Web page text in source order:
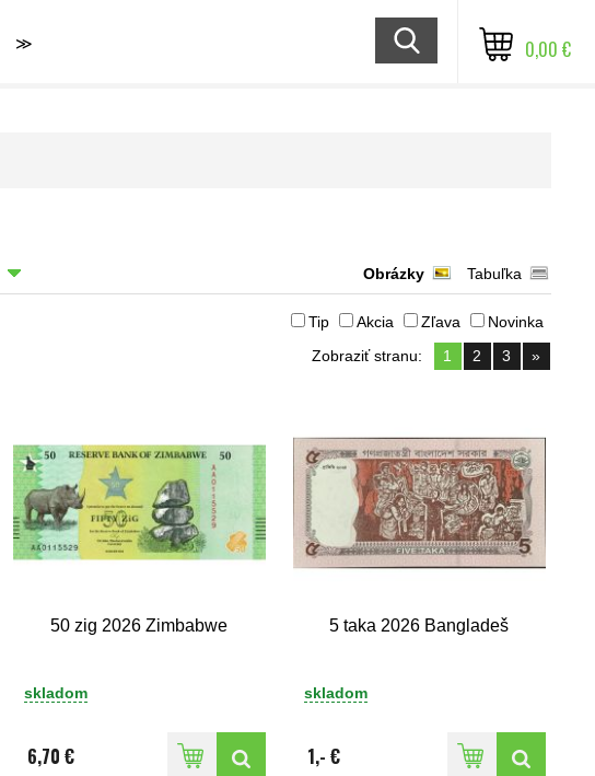
≫ 0,00 €
Obrázky Tabuľka
Tip Akcia Zľava
Novinka
Zobraziť stranu: 1 2 3 »
50 zig 2026 Zimbabwe
skladom
6,70 €
5 taka 2026 Bangladeš
skladom
1,- €